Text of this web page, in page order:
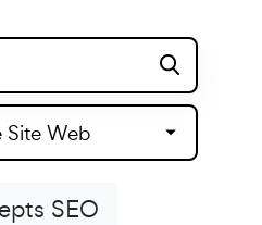
Site Web
SEO